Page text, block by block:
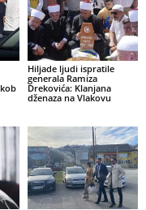
Hiljade ljudi ispratile
generala Ramiza
Drekovića: Klanjana
dženaza na Vlakovu